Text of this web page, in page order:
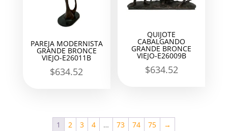
PAREJA MODERNISTA
GRANDE BRONCE
VIEJO-E26011B
$634.52
QUIJOTE
CABALGANDO
GRANDE BRONCE
VIEJO-E26009B
$634.52
1 2 3 4 … 73 74 75 →